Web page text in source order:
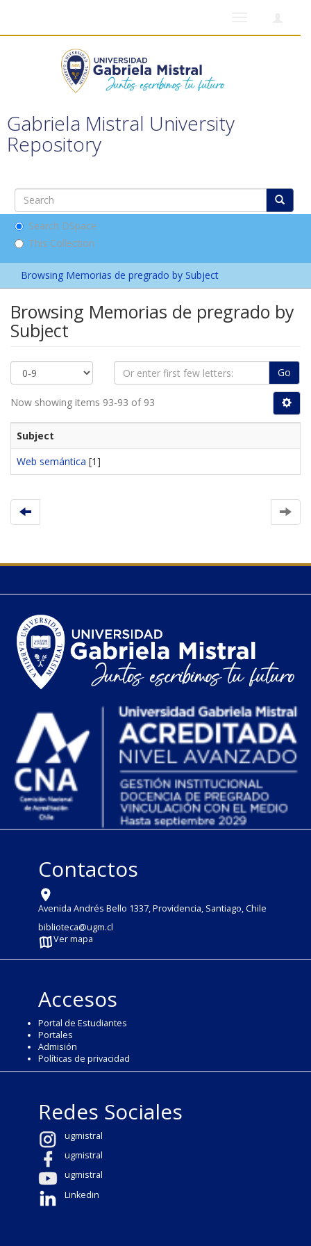
Gabriela Mistral University
Repository
Search DSpace
This Collection
Browsing Memorias de pregrado by Subject
Browsing Memorias de pregrado by
Subject
Go
Now showing items 93-93 of 93
Subject
Web semántica [1]
Contactos
Avenida Andrés Bello 1337, Providencia, Santiago, Chile
biblioteca@ugm.cl
Ver mapa
Accesos
Portal de Estudiantes
Portales
Admisión
Políticas de privacidad
Redes Sociales
ugmistral
ugmistral
ugmistral
Linkedin